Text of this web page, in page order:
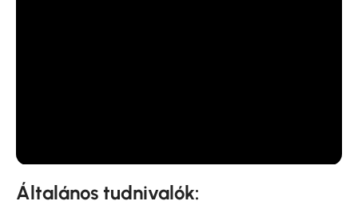
Általános tudnivalók: